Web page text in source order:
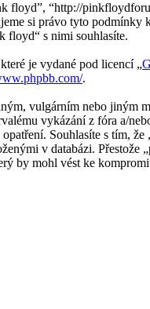
floyd”, “http://
si právo tyto
floyd“ s nimi souhlasíte.
je vydané pod licencí „
.
vulgárním nebo
vykázání z fóra a/
Souhlasíte s tím,
v databázi.
by mohl vést ke